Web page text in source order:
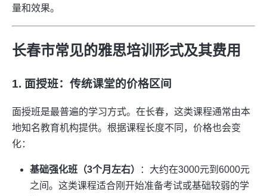
量和效果。
长春市常见的雅思培训形式及其费用
1. 面授班：传统课堂的价格区间
面授班是最普遍的学习方式。在长春，这类课程通常由本
地知名教育机构提供。根据课程长度不同，价格也会变
化：
基础强化班（3个月左右）
：大约在3000元到6000元
之间。这类课程适合刚开始准备考试或基础较弱的学